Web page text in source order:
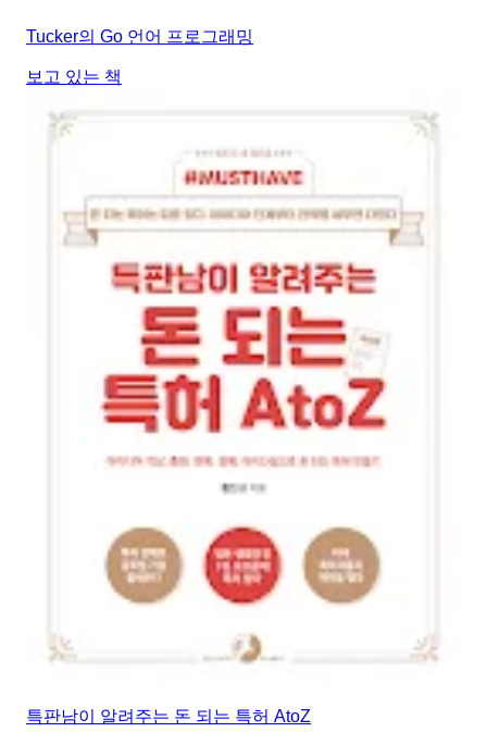
Tucker의 Go 언어 프로그래밍
보고 있는 책
특판남이 알려주는 돈 되는 특허 AtoZ